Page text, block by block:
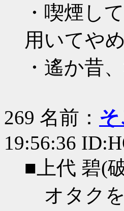
・喫煙し
用いてや
・遙か昔
269 名前：
19:56:36
■上代 碧(
オタクを